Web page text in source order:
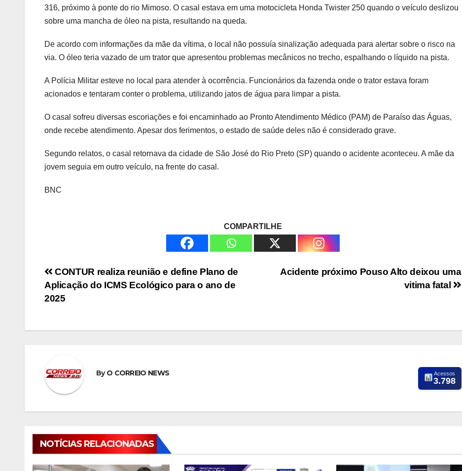
316, próximo à ponte do rio Mimoso. O casal estava em uma motocicleta Honda Twister 250 quando o veículo deslizou
sobre uma mancha de óleo na pista, resultando na queda.
De acordo com informações da mãe da vítima, o local não possuía sinalização adequada para alertar sobre o risco na
via. O óleo teria vazado de um trator que apresentou problemas mecânicos no trecho, espalhando o líquido na pista.
A Polícia Militar esteve no local para atender à ocorrência. Funcionários da fazenda onde o trator estava foram
acionados e tentaram conter o problema, utilizando jatos de água para limpar a pista.
O casal sofreu diversas escoriações e foi encaminhado ao Pronto Atendimento Médico (PAM) de Paraíso das Águas,
onde recebe atendimento. Apesar dos ferimentos, o estado de saúde deles não é considerado grave.
Segundo relatos, o casal retornava da cidade de São José do Rio Preto (SP) quando o acidente aconteceu. A mãe da
jovem seguia em outro veículo, na frente do casal.
BNC
COMPARTILHE
Navegação
de
Acidente próximo Pouso Alto deixou uma
vitima fatal
CONTUR realiza reunião e define Plano de
Aplicação do ICMS Ecológico para o ano de
2025
ByO CORREIO NEWS Acessos
3.798
NOTÍCIAS RELACIONADAS